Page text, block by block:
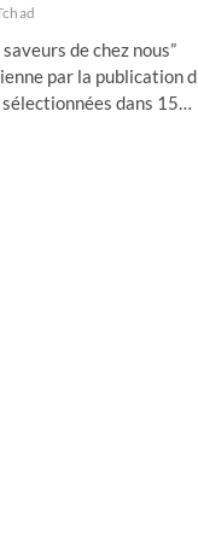
de chez nous”
par la publication
dans 15…